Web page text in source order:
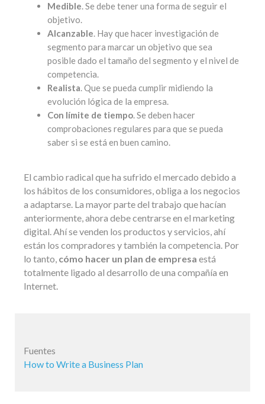
Medible. Se debe tener una forma de seguir el
objetivo.
Alcanzable. Hay que hacer investigación de
segmento para marcar un objetivo que sea
posible dado el tamaño del segmento y el nivel de
competencia.
Realista. Que se pueda cumplir midiendo la
evolución lógica de la empresa.
Con límite de tiempo. Se deben hacer
comprobaciones regulares para que se pueda
saber si se está en buen camino.
El cambio radical que ha sufrido el mercado debido a
los hábitos de los consumidores, obliga a los negocios
a adaptarse. La mayor parte del trabajo que hacían
anteriormente, ahora debe centrarse en el marketing
digital. Ahí se venden los productos y servicios, ahí
están los compradores y también la competencia. Por
lo tanto, cómo hacer un plan de empresa está
totalmente ligado al desarrollo de una compañía en
Internet.
Fuentes
How to Write a Business Plan